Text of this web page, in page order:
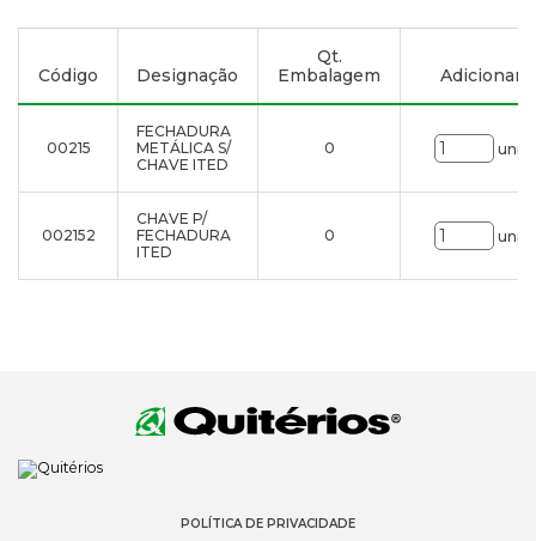
Código Designação
Qt.
Embalagem
Adicionar
00215
FECHADURA
METÁLICA S/
CHAVE ITED
0 uni.
002152
CHAVE P/
FECHADURA
ITED
0 uni.
POLÍTICA DE PRIVACIDADE